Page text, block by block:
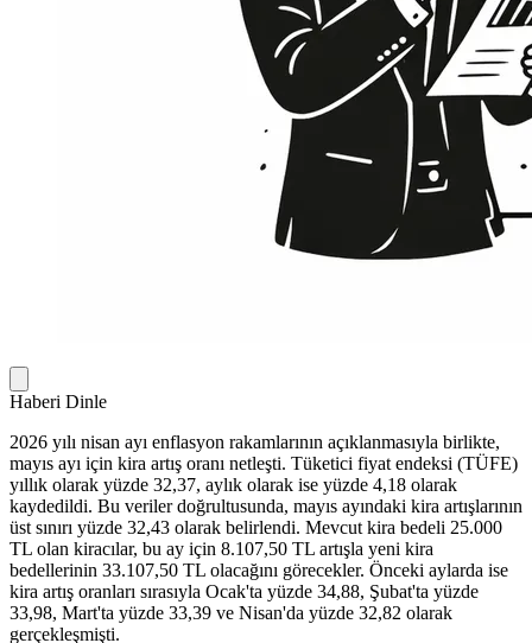
Haberi Dinle
2026 yılı nisan ayı enflasyon rakamlarının açıklanmasıyla birlikte,
mayıs ayı için kira artış oranı netleşti. Tüketici fiyat endeksi (TÜFE)
yıllık olarak yüzde 32,37, aylık olarak ise yüzde 4,18 olarak
kaydedildi. Bu veriler doğrultusunda, mayıs ayındaki kira artışlarının
üst sınırı yüzde 32,43 olarak belirlendi. Mevcut kira bedeli 25.000
TL olan kiracılar, bu ay için 8.107,50 TL artışla yeni kira
bedellerinin 33.107,50 TL olacağını görecekler. Önceki aylarda ise
kira artış oranları sırasıyla Ocak'ta yüzde 34,88, Şubat'ta yüzde
33,98, Mart'ta yüzde 33,39 ve Nisan'da yüzde 32,82 olarak
gerçekleşmişti.